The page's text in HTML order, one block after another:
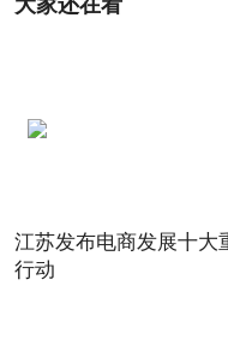
大家还在看
江苏发布电商发展十大
行动